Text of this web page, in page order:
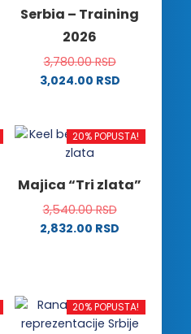
Serbia – Training
2026
3,780.00RSD
3,024.00 RSD
ima
više
Opcije
mogu
biti
proizvoda.
20% POPUSTA!
Majica “Tri zlata”
3,540.00RSD
2,832.00 RSD
više
varijanti.
20% POPUSTA!